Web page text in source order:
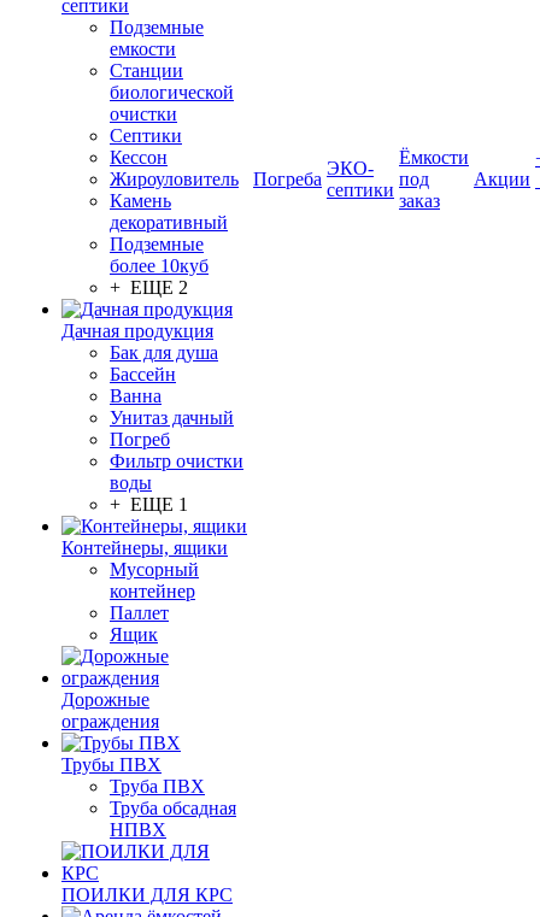
септики
Подземные
емкости
Станции
биологической
очистки
Септики
Кессон
Жироуловитель
Камень
декоративный
Подземные
более 10куб
+ ЕЩЕ 2
Дачная продукция
Бак для душа
Бассейн
Ванна
Унитаз дачный
Погреб
Фильтр очистки
воды
+ ЕЩЕ 1
Контейнеры, ящики
Мусорный
контейнер
Паллет
Ящик
Дорожные
ограждения
Трубы ПВХ
Труба ПВХ
Труба обсадная
НПВХ
ПОИЛКИ ДЛЯ КРС
Погреба
ЭКО-
септики
Ёмкости
под
заказ
Акции